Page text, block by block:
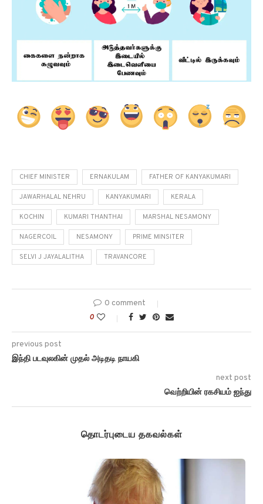
CHIEF MINISTER ERNAKULAM FATHER OF KANYAKUMARI
JAWARHALAL NEHRU KANYAKUMARI KERALA
KOCHIN KUMARI THANTHAI MARSHAL NESAMONY
NAGERCOIL NESAMONY PRIME MINSITER
SELVI J JAYALALITHA TRAVANCORE
0 comment
0
previous post
இந்தி படவுலகின் முதல் அடிதடி நாயகி
next post
வெற்றியின் ரகசியம் ஐந்து
தொடர்புடைய தகவல்கள்